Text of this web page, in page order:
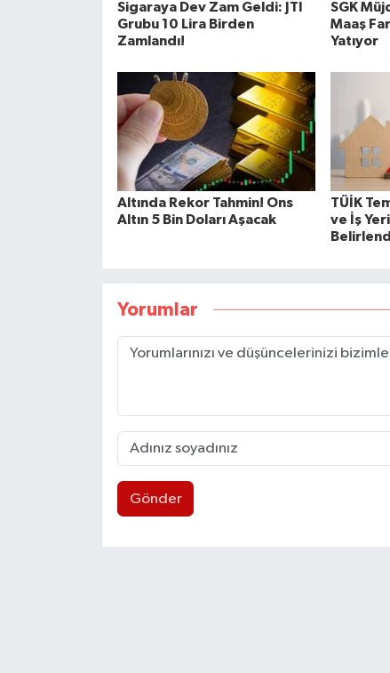
Sigaraya Dev Zam Geldi: JTI
Grubu 10 Lira Birden
Zamlandı!
SGK
Maaş
Yatıyor
Altında Rekor Tahmin! Ons
Altın 5 Bin Doları Aşacak
TÜİK
ve İş Yeri
Yorumlar
Gönder